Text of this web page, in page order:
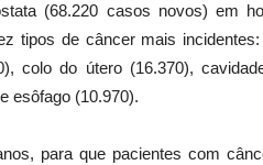
(68.220 casos novos) em
tipos de câncer mais
colo do útero (16.370),
esôfago (10.970).
para que pacientes com